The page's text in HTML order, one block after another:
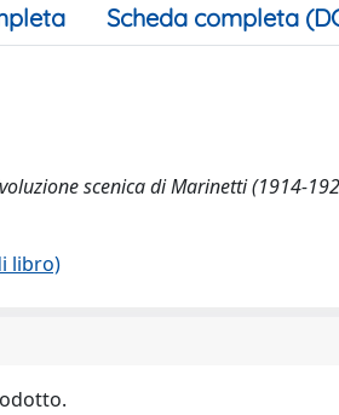
Scheda completa
scenica di Marinetti (1914-
libro)